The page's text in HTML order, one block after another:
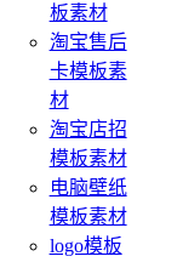
板素材
淘宝售后
卡模板素
材
淘宝店招
模板素材
电脑壁纸
模板素材
logo模板